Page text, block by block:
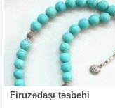
Firuzədaşı təsbehi